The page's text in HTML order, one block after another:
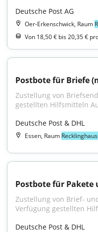
Deutsche Post AG
Oer-Erkenschwick, Raum
Von 18,50 € bis 20,35 €
Postbote für Briefe
Zustellung von
gestellten Hilfsmitteln
Deutsche Post & DHL
Essen, Raum
Postbote für
Zustellung von Brief-
Verfügung gestellten
Deutsche Post & DHL